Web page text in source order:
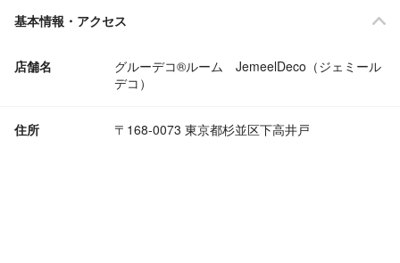
基本情報・アクセス
店舗名
グルーデコ®ルーム JemeelDeco（ジェミール
デコ）
住所 〒168-0073 東京都杉並区下高井戸